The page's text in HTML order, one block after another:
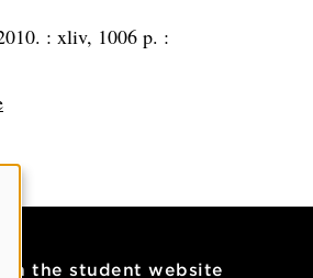
: xliv, 1006 p. :
On the student website